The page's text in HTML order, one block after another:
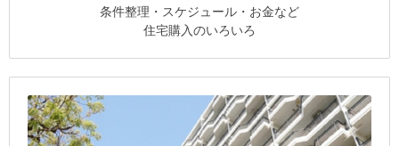
条件整理・スケジュール・お金など
住宅購入のいろいろ